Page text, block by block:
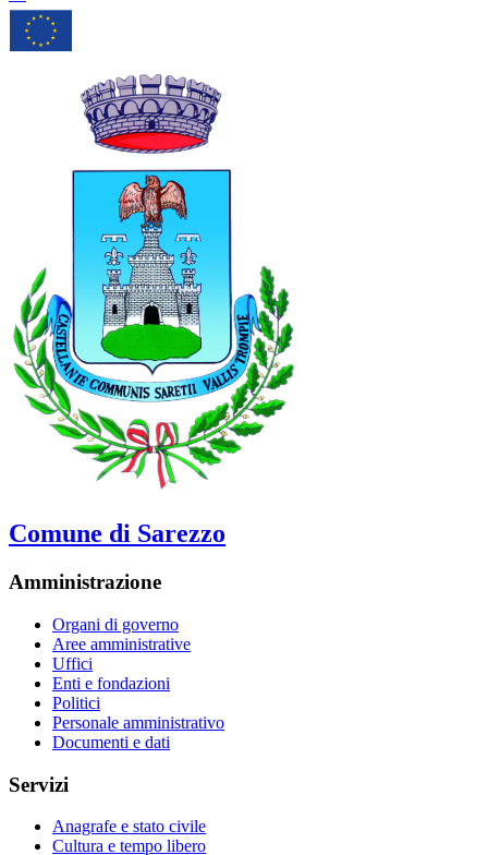
Comune di Sarezzo
Amministrazione
Organi di governo
Aree amministrative
Uffici
Enti e fondazioni
Politici
Personale amministrativo
Documenti e dati
Servizi
Anagrafe e stato civile
Cultura e tempo libero